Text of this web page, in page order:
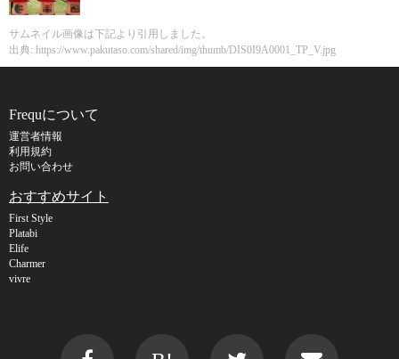
サムネイル画像は下記より引用しました。
出典: https://www.pakutaso.com/shared/img/thumb/DIS0I9A0001_TP_V.jpg
Frequについて
運営者情報
利用規約
お問い合わせ
おすすめサイト
First Style
Platabi
Elife
Charmer
vivre